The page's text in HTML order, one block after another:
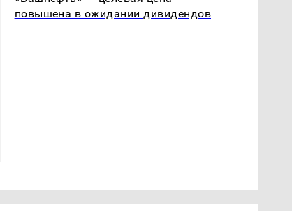
повышена в ожидании дивидендов